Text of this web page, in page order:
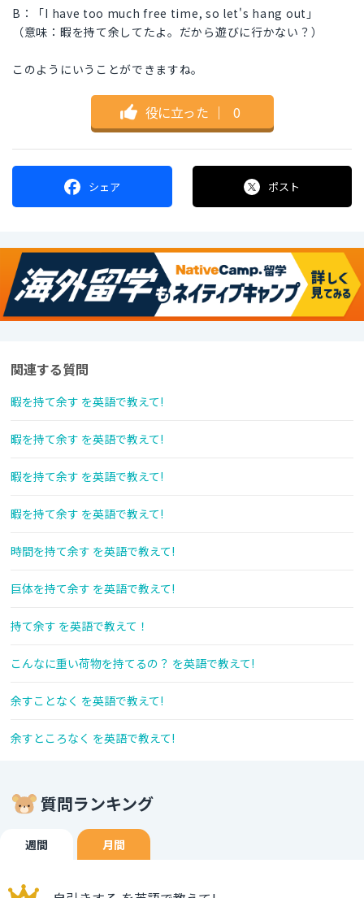
B：「I have too much free time, so let's hang out」
（意味：暇を持て余してたよ。だから遊びに行かない？）
このようにいうことができますね。
役に立った ｜ 0
シェア ポスト
関連する質問
暇を持て余す を英語で教えて!
暇を持て余す を英語で教えて!
暇を持て余す を英語で教えて!
暇を持て余す を英語で教えて!
時間を持て余す を英語で教えて!
巨体を持て余す を英語で教えて!
持て余す を英語で教えて！
こんなに重い荷物を持てるの？ を英語で教えて!
余すことなく を英語で教えて!
余すところなく を英語で教えて!
質問ランキング
週間 月間